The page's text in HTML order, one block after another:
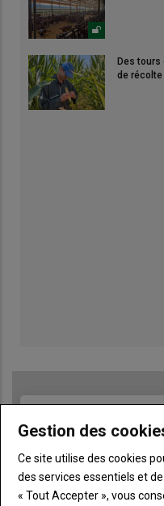
Des tours
de récolte
TITRE JE
Body A
Lien JE
Gestion des
Ce site utilise des cookies
des services essentiels et
« Tout Accepter », vous